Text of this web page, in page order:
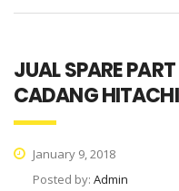
JUAL SPARE
CADANG HITACHI
January 9, 2018
Posted by: Admin